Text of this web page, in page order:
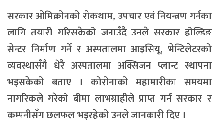
सरकार ओमिक्रोनको रोकथाम, उपचार एवं नियन्त्रण गर्नका
लागि तयारी गरिसकेको जनाउँदै उनले सरकार होल्डिङ
सेन्टर निर्माण गर्ने र अस्पतालमा आइसियू, भेन्टिलेटरको
व्यवस्थासँगै धेरै अस्पतालमा अक्सिजन प्लान्ट स्थापना
भइसकेको बताए । कोरोनाको महामारीका समयमा
नागरिकले गरेको बीमा लाभग्राहीले प्राप्त गर्न सरकार र
कम्पनीसँग छलफल भइरहेको उनले जानकारी दिए ।